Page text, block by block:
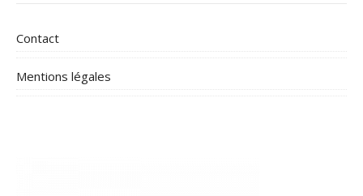
Contact
Mentions légales